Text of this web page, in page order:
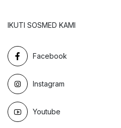
IKUTI SOSMED KAMI
Facebook
Instagram
Youtube